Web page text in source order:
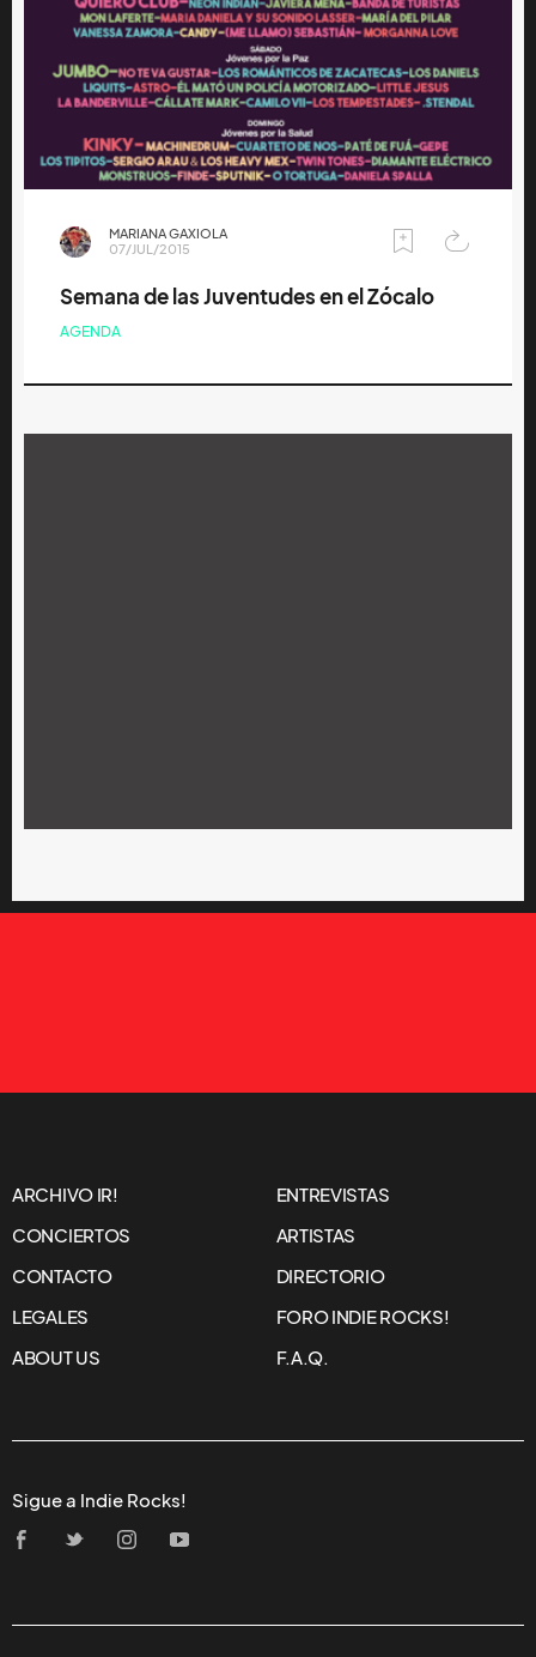
MARIANA GAXIOLA
07/JUL/2015
Semana de las Juventudes en el Zócalo
AGENDA
ARCHIVO IR!
ENTREVISTAS
CONCIERTOS
ARTISTAS
CONTACTO
DIRECTORIO
LEGALES
FORO INDIE ROCKS!
ABOUT US
F.A.Q.
Sigue a Indie Rocks!